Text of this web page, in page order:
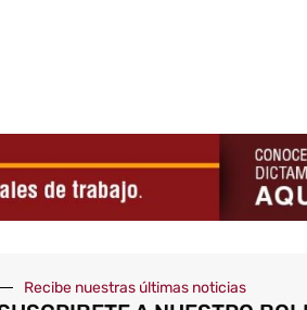
Recibe nuestras últimas noticias